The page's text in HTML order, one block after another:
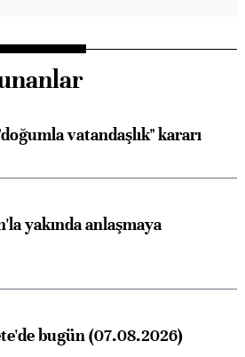
vatandaşlık" kararı
yakında anlaşmaya
bugün (07.08.2026)